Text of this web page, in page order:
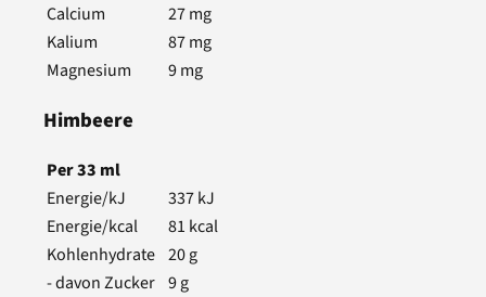
Calcium
27mg
Kalium
87mg
Magnesium
9mg
Himbeere
Per33 ml
Energie/kJ
337kJ
Energie/kcal
81 kcal
Kohlenhydrate 20g
- davon Zucker 9g